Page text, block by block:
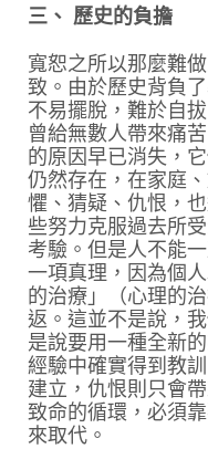
三、 歷史的負擔
寬恕之所以那麼難
致。由於歷史背負
不易擺脫，難於自
曾給無數人帶來痛
的原因早已消失，
仍然存在，在家庭
懼、猜疑、仇恨，
些努力克服過去所
考驗。但是人不能
一項真理，因為個
的治療」（心理的
返。這並不是說，
是說要用一種全新
經驗中確實得到教
建立，仇恨則只會
致命的循環，必須
來取代。